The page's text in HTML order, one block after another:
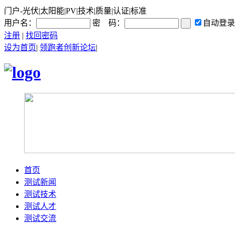
门户-光伏|太阳能|PV|技术|质量|认证|标准
用户名：
密 码： 自动登录
注册 | 找回密码
设为首页| 领跑者创新论坛|
首页
测试新闻
测试技术
测试人才
测试交流